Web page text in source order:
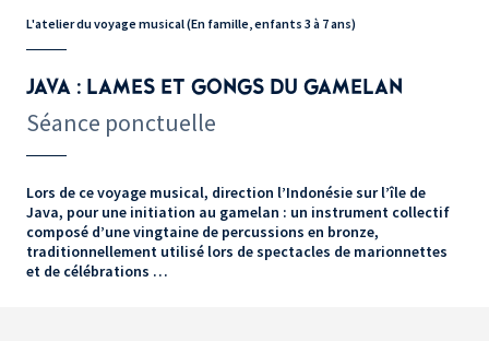
L'atelier du voyage musical (En famille, enfants 3 à 7 ans)
JAVA : LAMES ET GONGS DU GAMELAN
Séance ponctuelle
Lors de ce voyage musical, direction l’Indonésie sur l’île de
Java, pour une initiation au gamelan : un instrument collectif
composé d’une vingtaine de percussions en bronze,
traditionnellement utilisé lors de spectacles de marionnettes
et de célébrations …